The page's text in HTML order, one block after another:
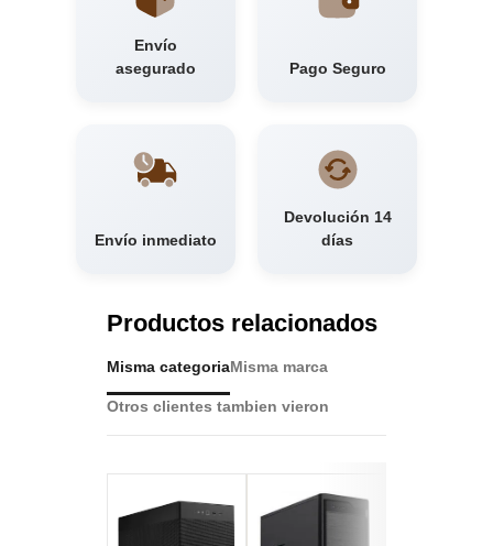
Envío
asegurado
Pago Seguro
Envío inmediato
Devolución 14
días
Productos relacionados
Misma categoriaMisma marca
Otros clientes tambien vieron